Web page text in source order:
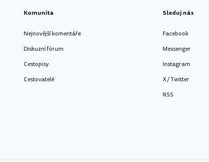
Komunita
Nejnovější komentáře
Diskuzní fórum
Cestopisy
Cestovatelé
Sleduj nás
Facebook
Messenger
Instagram
X / Twitter
RSS